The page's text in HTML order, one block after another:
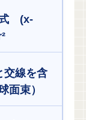
式 (x-
交線を含
面束）